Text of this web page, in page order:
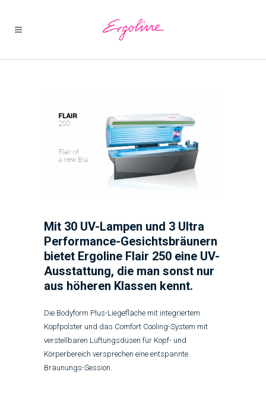
Mit 30 UV-Lampen und 3 Ultra
Performance-Gesichtsbräunern
bietet Ergoline Flair 250 eine UV-
Ausstattung, die man sonst nur
aus höheren Klassen kennt.
Die Bodyform Plus-Liegefläche mit integriertem
Kopfpolster und das Comfort Cooling-System mit
verstellbaren Lüftungsdüsen für Kopf- und
Körperbereich versprechen eine entspannte
Bräunungs-Session.